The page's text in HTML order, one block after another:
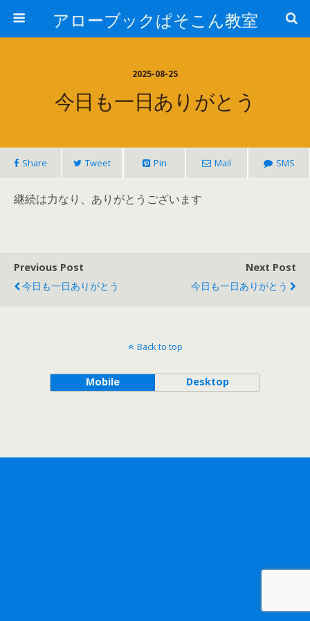
アローブックぱそこん教室
2025-08-25
今日も一日ありがとう
Share Tweet Pin Mail SMS
継続は力なり、ありがとうございます
Previous Post
今日も一日ありがとう
Next Post
今日も一日ありがとう
Back to top
Mobile Desktop